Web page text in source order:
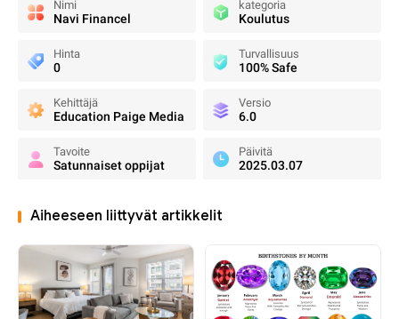
Nimi
Navi Financel
kategoria
Koulutus
Hinta
0
Turvallisuus
100% Safe
Kehittäjä
Education Paige Media
Versio
6.0
Tavoite
Satunnaiset oppijat
Päivitä
2025.03.07
Aiheeseen liittyvät artikkelit